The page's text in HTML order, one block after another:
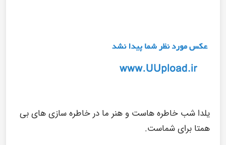
یلدا شب خاطره هاست و هنر ما در خاطره سازی های بی
همتا برای شماست.